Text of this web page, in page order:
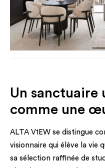
Un sanctuaire
comme une
ALTA V1EW se distingue
visionnaire qui élève la vie
sa sélection raffinée de